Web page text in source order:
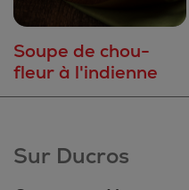
Soupe de chou-
fleur à l'indienne
Sur Ducros